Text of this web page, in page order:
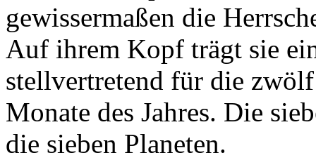
gewissermaßen die
Auf ihrem Kopf trägt sie
stellvertretend für die
Monate des Jahres. Die
die sieben Planeten.